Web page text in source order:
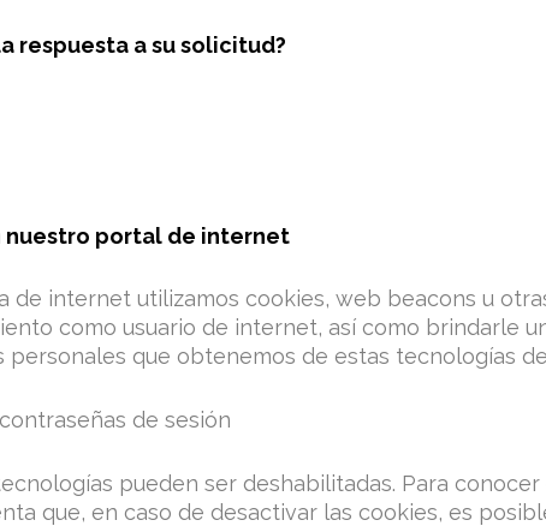
respuesta a su solicitud?
nuestro portal de internet
de internet utilizamos cookies, web beacons u
como usuario de internet, así como brindarle
personales que obtenemos de estas tecnologías
de sesión
pueden ser deshabilitadas. Para
que, en caso de desactivar las cookies, es